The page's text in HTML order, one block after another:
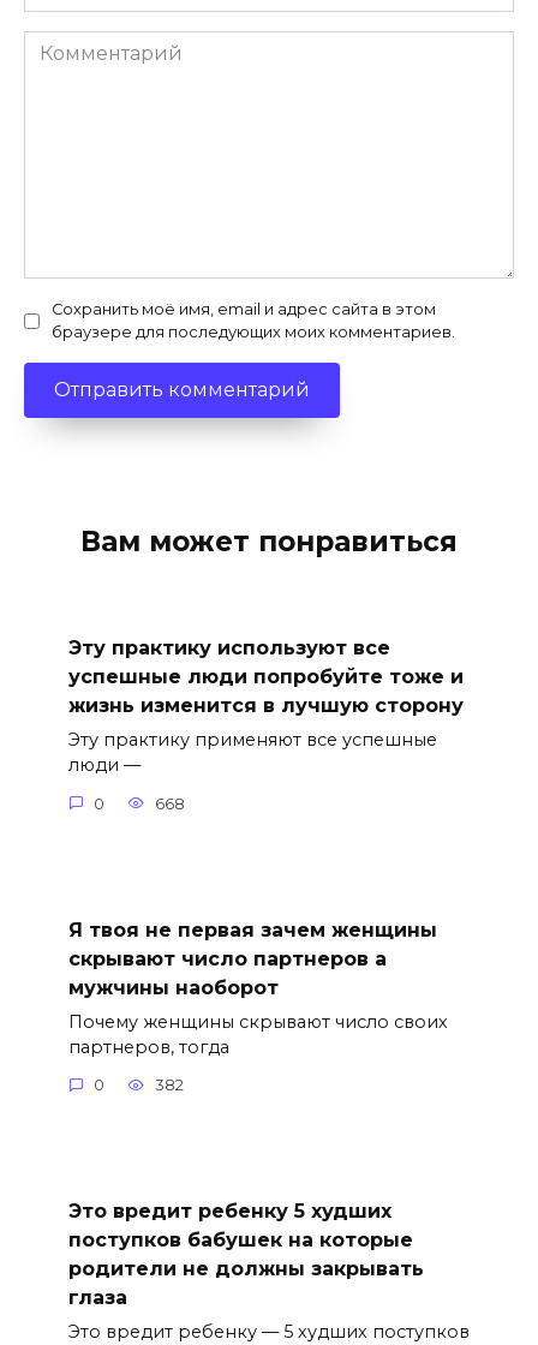
Комментарий
Сохранить моё имя, email и адрес сайта в этом
браузере для последующих моих комментариев.
Вам может понравиться
Эту практику используют все
успешные люди попробуйте тоже и
жизнь изменится в лучшую сторону
Эту практику применяют все успешные
люди —
0 668
Я твоя не первая зачем женщины
скрывают число партнеров а
мужчины наоборот
Почему женщины скрывают число своих
партнеров, тогда
0 382
Это вредит ребенку 5 худших
поступков бабушек на которые
родители не должны закрывать
глаза
Это вредит ребенку — 5 худших поступков